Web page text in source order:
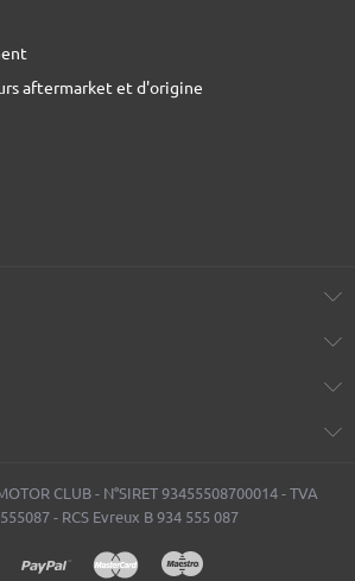
aftermarket et d'origine
CLUB - N°SIRET 93455508700014 - TVA
- RCS Evreux B 934 555 087